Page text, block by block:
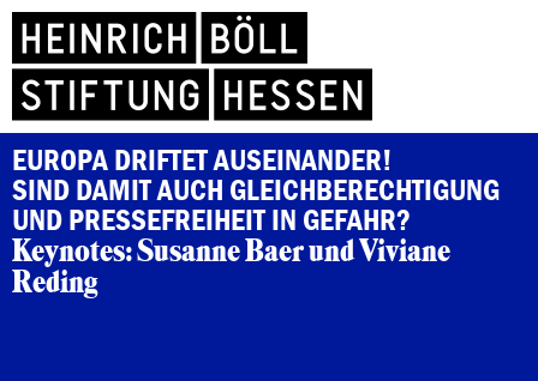
EUROPA DRIFTET AUSEINANDER!
SIND DAMIT AUCH GLEICHBERECHTIGUNG
UND PRESSEFREIHEIT IN GEFAHR?
Keynotes:Susanne Baer und Viviane
Reding